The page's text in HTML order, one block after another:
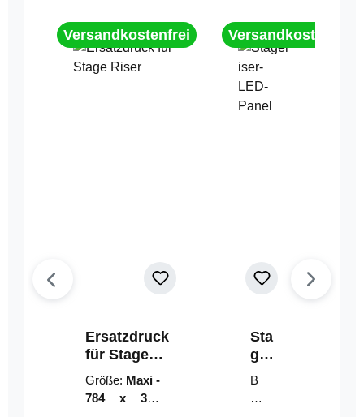
Versandkostenfrei
Ersatzdruck
für Stage
Riser
Größe: Maxi -
784 x 314
Versandkostenfrei
Sta
geri
ser-
LE
D-
B
un